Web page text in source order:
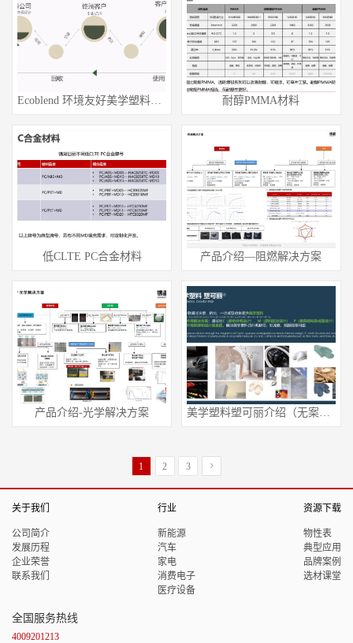
Ecoblend 环境友好美学塑料汇总 耐醇PMMA材料
低CLTE PC合金材料 产品介绍—阻燃解决方案
产品介绍-光学解决方案 美学塑料塑可丽介绍（无案例）
1 2 3
关于我们
公司简介
发展历程
企业荣誉
联系我们
行业
新能源
汽车
家电
消费电子
医疗设备
资源下载
物性表
典型应用
品牌案例
选材课堂
全国服务热线
4009201213